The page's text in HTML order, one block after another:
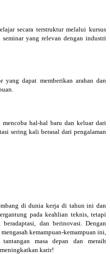
secara terstruktur melalui kursus
yang relevan dengan industri
yang dapat memberikan arahan dan
hal-hal baru dan keluar dari
sering kali berasal dari pengalaman
di dunia kerja di tahun ini dan
pada keahlian teknis, tetapi
dan berinovasi. Dengan
kemampuan-kemampuan ini,
masa depan dan meraih
meningkatkan karir!